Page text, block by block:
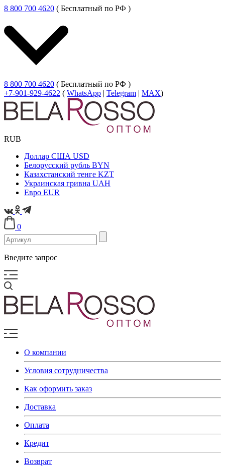
8 800 700 4620 ( Бесплатный по РФ )
8 800 700 4620 ( Бесплатный по РФ )
+7-901-929-4622 ( WhatsApp | Telegram | MAX)
RUB
Доллар США USD
Белорусский рубль BYN
Казахстанский тенге KZT
Украинская гривна UAH
Евро EUR
0
Введите запрос
О компании
Условия сотрудничества
Как оформить заказ
Доставка
Оплата
Кредит
Возврат